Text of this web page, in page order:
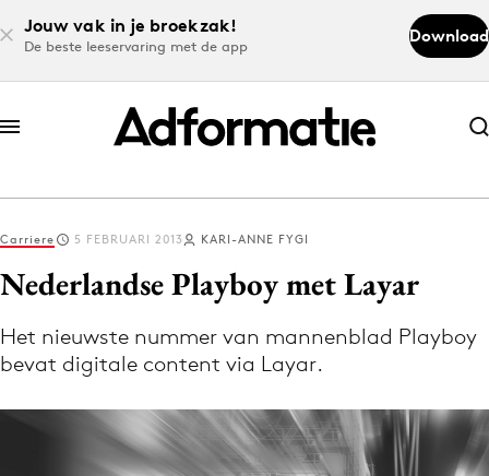
Jouw vak in je broekzak!
De beste leeservaring met de app
Download
Abonneer nu
Abonneer nu
Log in
Download de app
Volg het laatste nieuws via de Adformatie
Carriere 5 FEBRUARI 2013 KARI-ANNE FYGI
Nederlandse Playboy met Layar
Het nieuwste nummer van mannenblad Playboy
bevat digitale content via Layar.